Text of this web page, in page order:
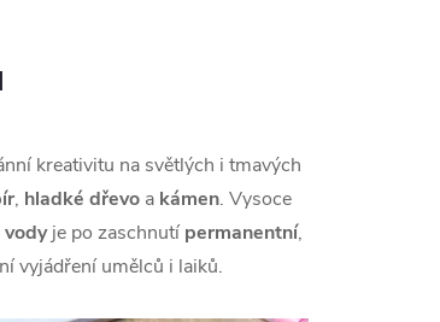
kreativitu na světlých i tmavých
, hladké dřevo a kámen. Vysoce
je po zaschnutí permanentní,
vyjádření umělců i laiků.